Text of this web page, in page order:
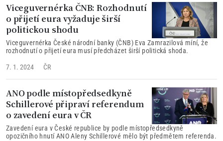
Viceguvernérka ČNB: Rozhodnutí
o přijetí eura vyžaduje širší
politickou shodu
Viceguvernérka České národní banky (ČNB) Eva Zamrazilová míní, že
rozhodnutí o přijetí eura musí předcházet širší politická shoda.
7. 1. 2024 ČR
ANO podle místopředsedkyně
Schillerové připraví referendum
o zavedení eura v ČR
Zavedení eura v České republice by podle místopředsedkyně
opozičního hnutí ANO Aleny Schillerové mělo být předmětem referenda.